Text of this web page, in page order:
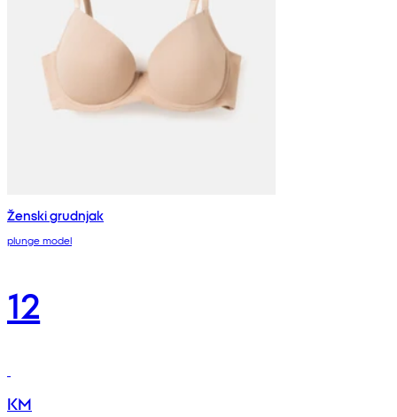
Ženski grudnjak
plunge model
12
KM